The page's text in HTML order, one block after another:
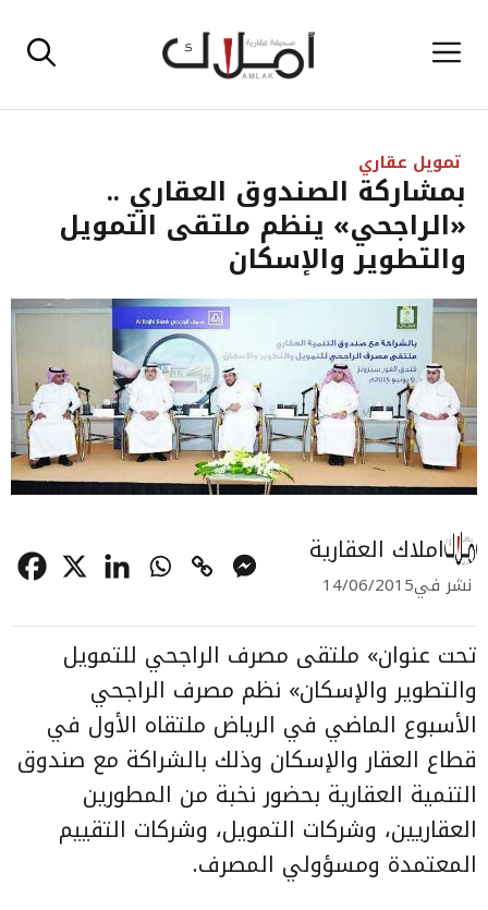
إلى القائمة
تمويل عقاري
بمشاركة الصندوق العقاري ..
«الراجحي» ينظم ملتقى التمويل
والتطوير والإسكان
املاك العقارية
نشر في14/06/2015
تحت عنوان» ملتقى مصرف الراجحي للتمويل
والتطوير والإسكان» نظم مصرف الراجحي
الأسبوع الماضي في الرياض ملتقاه الأول في
قطاع العقار والإسكان وذلك بالشراكة مع صندوق
التنمية العقارية بحضور نخبة من المطورين
العقاريين، وشركات التمويل، وشركات التقييم
المعتمدة ومسؤولي المصرف.